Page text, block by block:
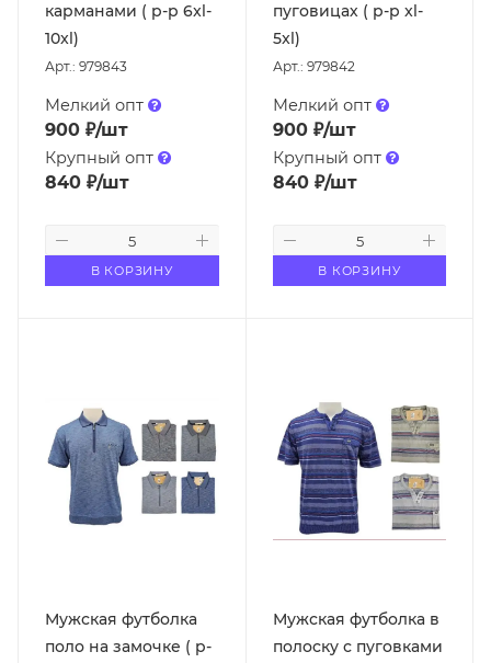
карманами ( р-р 6xl-
10xl)
Арт.: 979843
Мелкий опт
900 ₽/шт
Крупный опт
840 ₽/шт
В КОРЗИНУ
пуговицах ( р-р xl-
5xl)
Арт.: 979842
Мелкий опт
900₽/шт
Крупный опт
840₽/шт
В КОРЗИНУ
Мужская футболка
поло на замочке ( р-
Мужская футболка в
полоску с пуговками